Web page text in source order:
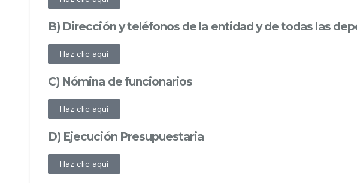
B) Dirección y teléfonos de la entidad y de todas las
Haz clic aquí
C) Nómina de funcionarios
Haz clic aquí
D) Ejecución Presupuestaria
Haz clic aquí